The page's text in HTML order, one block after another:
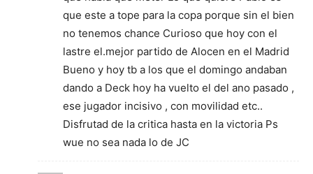
que este a tope para la copa porque sin el bien
no tenemos chance Curioso que hoy con el
lastre el.mejor partido de Alocen en el Madrid
Bueno y hoy tb a los que el domingo andaban
dando a Deck hoy ha vuelto el del ano pasado ,
ese jugador incisivo , con movilidad etc..
Disfrutad de la critica hasta en la victoria Ps
wue no sea nada lo de JC